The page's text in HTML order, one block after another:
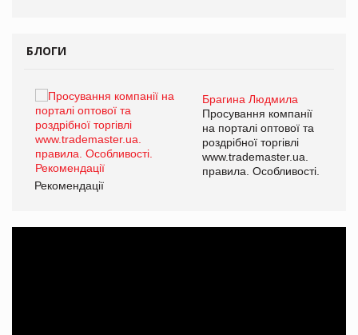
БЛОГИ
Брагина Людмила
Просування компанії
на порталі оптової та
роздрібної торгівлі
www.trademaster.ua.
правила. Особливості.
Рекомендації